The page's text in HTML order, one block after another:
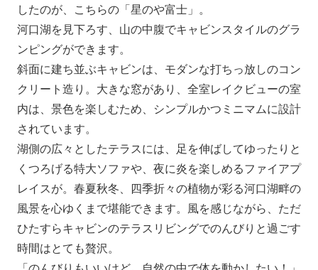
したのが、こちらの「星のや富士」。
河口湖を見下ろす、山の中腹でキャビンスタイルのグラ
ンピングができます。
斜面に建ち並ぶキャビンは、モダンな打ちっ放しのコン
クリート造り。大きな窓があり、全室レイクビューの室
内は、景色を楽しむため、シンプルかつミニマムに設計
されています。
湖側の広々としたテラスには、足を伸ばしてゆったりと
くつろげる特大ソファや、夜に炎を楽しめるファイアプ
レイスが。春夏秋冬、四季折々の植物が彩る河口湖畔の
風景を心ゆくまで堪能できます。風を感じながら、ただ
ひたすらキャビンのテラスリビングでのんびりと過ごす
時間はとても贅沢。